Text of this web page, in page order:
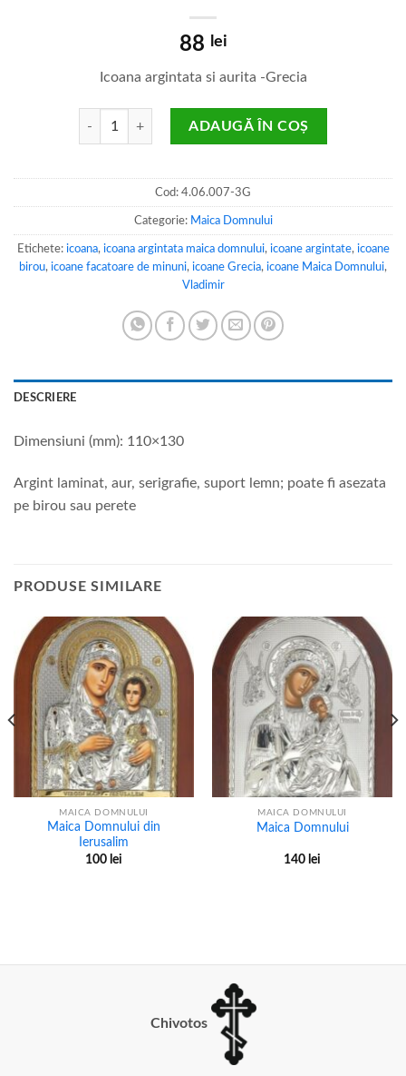
88 lei
Icoana argintata si aurita -Grecia
Cantitate Maica Domnului din Vladimir
ADAUGĂ ÎN COȘ
Cod: 4.06.007-3G
Categorie: Maica Domnului
Etichete: icoana, icoana argintata maica domnului, icoane argintate, icoane
birou, icoane facatoare de minuni, icoane Grecia, icoane Maica Domnului,
Vladimir
DESCRIERE
Dimensiuni (mm): 110×130
Argint laminat, aur, serigrafie, suport lemn; poate fi asezata
pe birou sau perete
PRODUSE SIMILARE
MAICA DOMNULUI
Maica Domnului din
Ierusalim
100 lei
MAICA DOMNULUI
Maica Domnului
140 lei
Chivotos